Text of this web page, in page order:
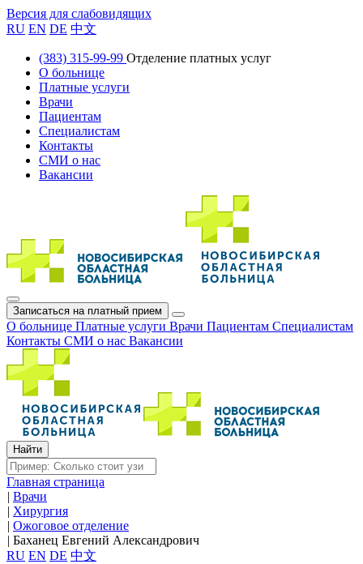
Версия для слабовидящих
RU EN DE 中文
(383) 315-99-99 Отделение платных услуг
О больнице
Платные услуги
Врачи
Пациентам
Специалистам
Контакты
СМИ о нас
Вакансии
Записаться на платный прием
О больнице Платные услуги Врачи Пациентам Специалистам
Контакты СМИ о нас Вакансии
Главная страница
| Врачи
| Хирургия
| Ожоговое отделение
| Баханец Евгений Александрович
RU EN DE 中文